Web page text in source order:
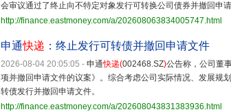
会审议通过了终止向不特定对象发行可转换公司债券并撤回申请
http://finance.eastmoney.com/a/202608063834005747.html
申通快递 ：终止发行可转债并撤回申请文件
2026-08-04 20:05:05 - 申通快递(002468.SZ)公告称，公司董
项并撤回申请文件的议案》。综合考虑公司实际情况、发展规
转债发行并撤回申请文件。
http://finance.eastmoney.com/a/202608043831383936.html